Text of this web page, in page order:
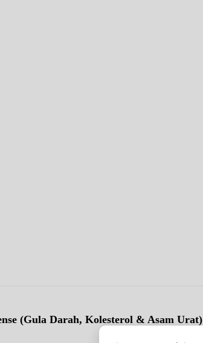
(Gula Darah, Kolesterol & Asam Urat)